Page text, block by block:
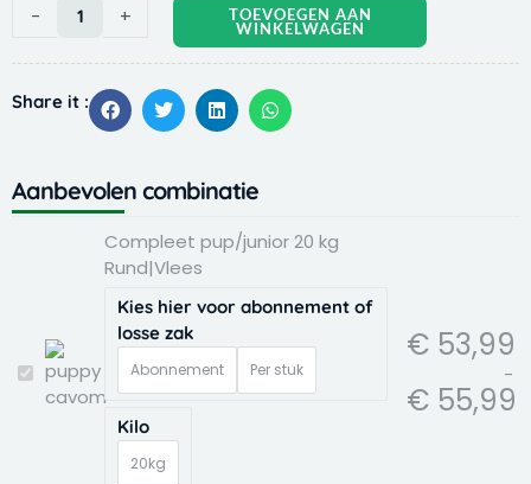
- + TOEVOEGEN AAN
WINKELWAGEN
Share it :
Aanbevolen combinatie
Compleet
pup/junior
Compleet pup/junior 20 kg
Rund|Vlees
Kies hier voor abonnement of
losse zak
Abonnement Per stuk
Kilo
20kg
€ 53,99
-
€ 55,99